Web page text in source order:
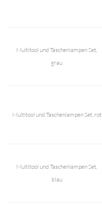
Multitool und Taschenlampen Set,
grau
Multitool und Taschenlampen Set, rot
Multitool und Taschenlampen Set,
blau